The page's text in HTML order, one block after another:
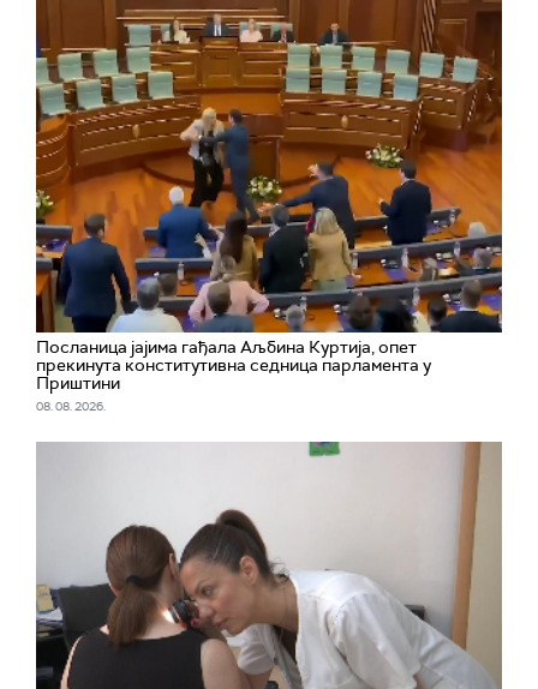
Посланица јајима гађала Аљбина Куртија, опет
прекинута конститутивна седница парламента у
Приштини
08. 08. 2026.